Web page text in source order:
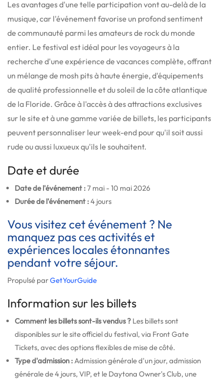
Les avantages d'une telle participation vont au-delà de la
musique, car l'événement favorise un profond sentiment
de communauté parmi les amateurs de rock du monde
entier. Le festival est idéal pour les voyageurs à la
recherche d'une expérience de vacances complète, offrant
un mélange de mosh pits à haute énergie, d'équipements
de qualité professionnelle et du soleil de la côte atlantique
de la Floride. Grâce à l'accès à des attractions exclusives
sur le site et à une gamme variée de billets, les participants
peuvent personnaliser leur week-end pour qu'il soit aussi
rude ou aussi luxueux qu'ils le souhaitent.
Date et durée
Date de l'événement :7 mai - 10 mai 2026
Durée de l'événement :4 jours
Vous visitez cet événement ? Ne
manquez pas ces activités et
expériences locales étonnantes
pendant votre séjour.
Propulsé parGetYourGuide
Information sur les billets
Comment les billets sont-ils vendus ? Les billets sont
disponibles sur le site officiel du festival, via Front Gate
Tickets, avec des options flexibles de mise de côté.
Type d'admission : Admission générale d'un jour, admission
générale de 4 jours, VIP, et le Daytona Owner's Club, une